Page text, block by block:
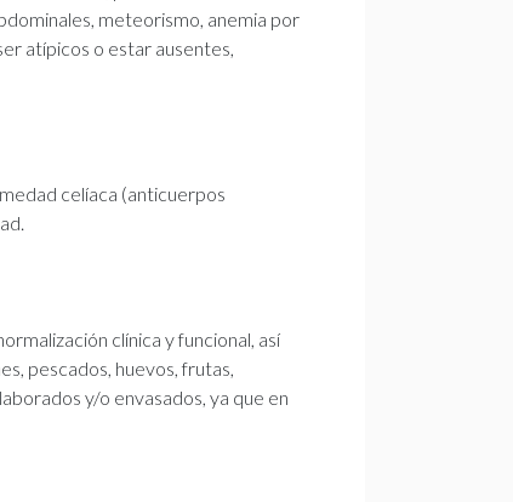
meteorismo, anemia por
atípicos o estar ausentes,
celíaca (anticuerpos
clínica y funcional, así
pescados, huevos, frutas,
y/o envasados, ya que en